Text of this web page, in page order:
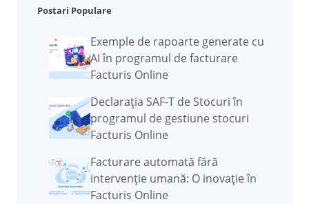
Postari Populare
Exemple de rapoarte generate cu
AI în programul de facturare
Facturis Online
Declarația SAF-T de Stocuri în
programul de gestiune stocuri
Facturis Online
Facturare automată fără
intervenție umană: O inovație în
Facturis Online